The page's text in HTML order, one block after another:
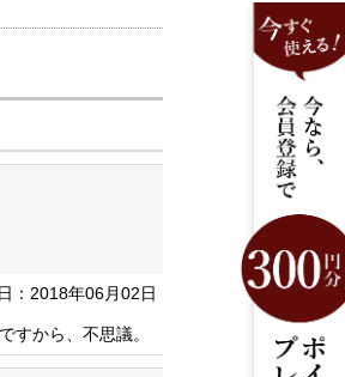
：2018年06月02日
すから、不思議。